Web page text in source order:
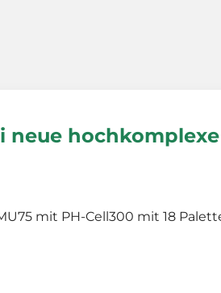
hochkomplexe
mit PH-Cell300 mit 18